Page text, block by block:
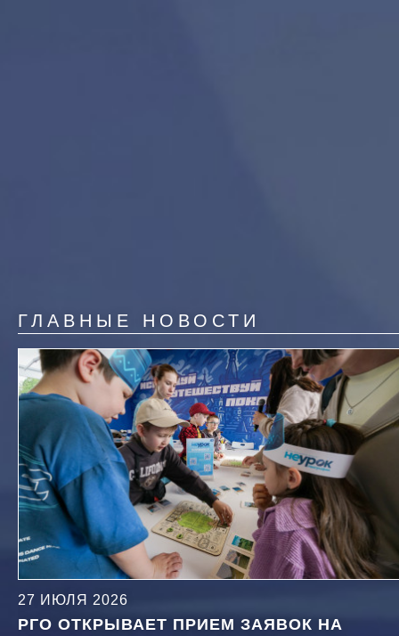
ГЛАВНЫЕ НОВОСТИ
27 ИЮЛЯ 2026
РГО ОТКРЫВАЕТ ПРИЕМ ЗАЯВОК НА